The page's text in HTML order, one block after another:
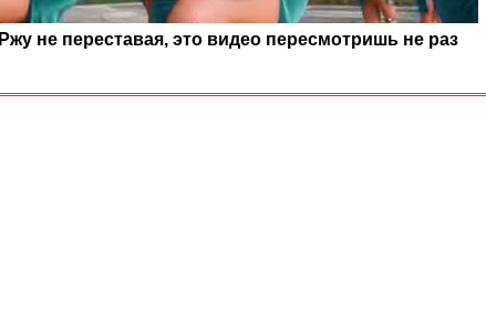
Ржу не переставая, это видео пересмотришь не раз